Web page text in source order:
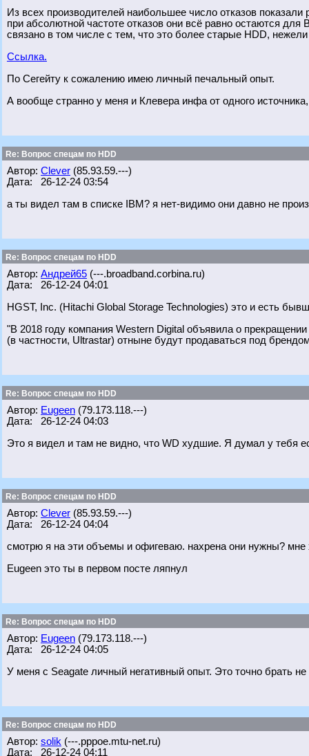
Из всех производителей наибольшее число отказов
при абсолютной частоте отказов они всё равно остаются
связано в том числе с тем, что это более старые HDD,
Ссылка.
По Сегейту к сожалению имею личный печальный опыт.
А вообще странно у меня и Клевера инфа от одного
Re: Вопрос спецам по HDD
Автор: Clever (85.93.59.---)
Дата: 26-12-24 03:54
а ты видел там в списке IBM? я нет-видимо они давно не
Re: Вопрос спецам по HDD
Автор: Андрей65 (---.broadband.corbina.ru)
Дата: 26-12-24 04:01
HGST, Inc. (Hitachi Global Storage Technologies) это и есть
"В 2018 году компания Western Digital объявила о
(в частности, Ultrastar) отныне будут продаваться под
Re: Вопрос спецам по HDD
Автор: Eugeen (79.173.118.---)
Дата: 26-12-24 04:03
Это я видел и там не видно, что WD худшие. Я думал у тебя
Re: Вопрос спецам по HDD
Автор: Clever (85.93.59.---)
Дата: 26-12-24 04:04
смотрю я на эти объемы и офигеваю. нахрена они нужны? мне
Eugeen это ты в первом посте ляпнул
Re: Вопрос спецам по HDD
Автор: Eugeen (79.173.118.---)
Дата: 26-12-24 04:05
У меня с Seagate личный негативный опыт. Это точно брать не
Re: Вопрос спецам по HDD
Автор: solik (---.pppoe.mtu-net.ru)
Дата: 26-12-24 04:11